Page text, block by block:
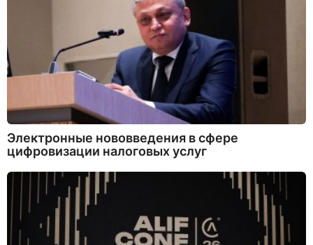
Электронные нововведения в сфере
цифровизации налоговых услуг